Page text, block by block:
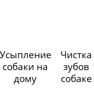
Усыпление
собаки на
дому
Чистка
зубов
собаке